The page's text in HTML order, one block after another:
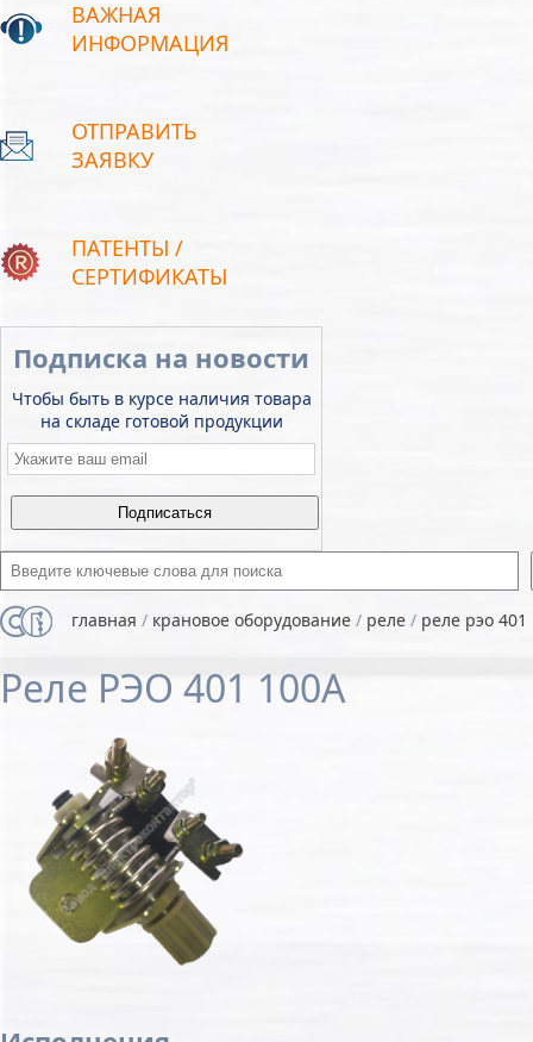
ВАЖНАЯ
ИНФОРМАЦИЯ
ОТПРАВИТЬ
ЗАЯВКУ
ПАТЕНТЫ /
СЕРТИФИКАТЫ
Подписка на новости
Чтобы быть в курсе наличия товара
на складе готовой продукции
Email*
Введите ключевые слова для поиска
главная / крановое оборудование / реле / реле рэо 401
Реле РЭО 401 100А